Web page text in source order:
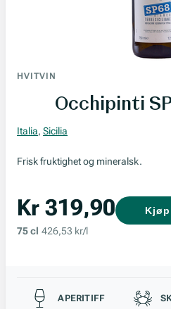
HVITVIN
Occhipinti
Italia, Sicilia
Frisk fruktighet og mineralsk.
Kr 319,90
75 cl 426,53 kr/l
Kjøp
Passer til
APERITIFF